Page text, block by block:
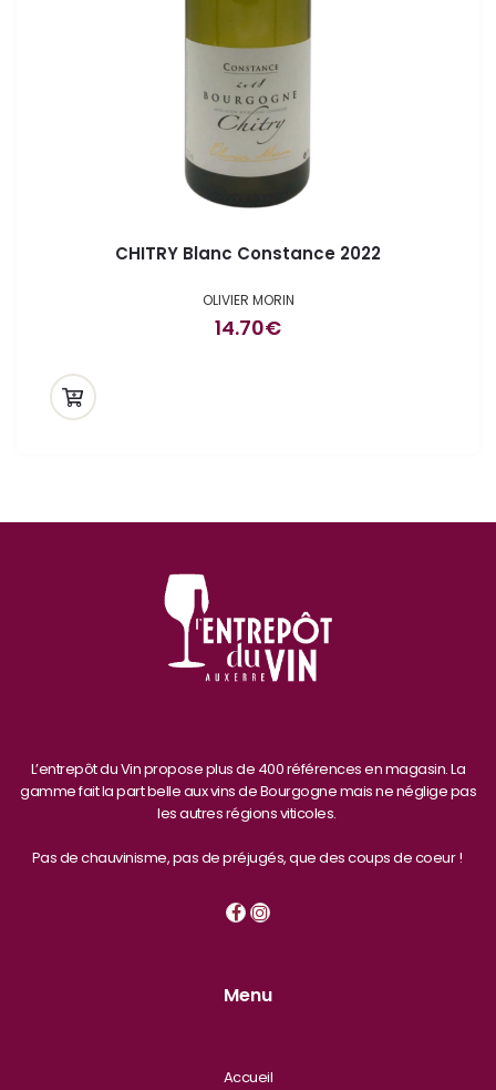
CHITRY Blanc Constance 2022
OLIVIER MORIN
14.70€
L’entrepôt du Vin propose plus de 400 références en magasin. La
gamme fait la part belle aux vins de Bourgogne mais ne néglige pas
les autres régions viticoles.
Pas de chauvinisme, pas de préjugés, que des coups de coeur !
Menu
Accueil